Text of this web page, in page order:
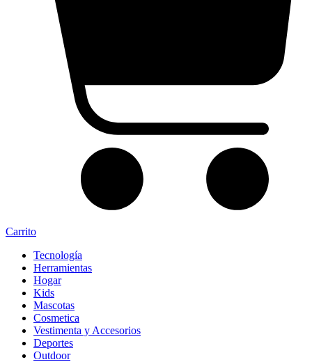
Carrito
Tecnología
Herramientas
Hogar
Kids
Mascotas
Cosmetica
Vestimenta y Accesorios
Deportes
Outdoor